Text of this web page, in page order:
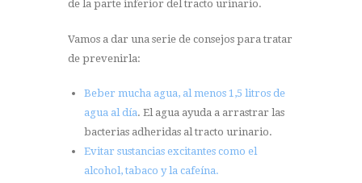
de la parte inferior del tracto urinario.
Vamos a dar una serie de consejos para tratar
de prevenirla:
Beber mucha agua, al menos 1,5 litros de
agua al día. El agua ayuda a arrastrar las
bacterias adheridas al tracto urinario.
Evitar sustancias excitantes como el
alcohol, tabaco y la cafeína.